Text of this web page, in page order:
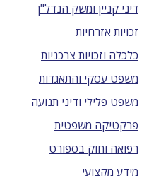
דיני קניין ומשק הנדל"ן
זכויות אזרחיות
כלכלה וזכויות צרכניות
משפט עסקי והתאגדות
משפט פלילי ודיני תנועה
פרקטיקה משפטית
רפואה וחוק בספורט
מידע מקצועי